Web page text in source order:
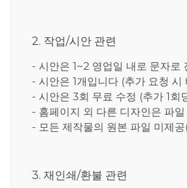
2. 작업/시안 관련
- 시안은 1~2 영업일 내로 문자로
- 시안은 1개입니다 (추가 요청 시
- 시안은 3회 무료 수정 (추가 1회
- 홈페이지 외 다른 디자인은 파
- 모든 제작물의 원본 파일 미제
3. 재인쇄/환불 관련